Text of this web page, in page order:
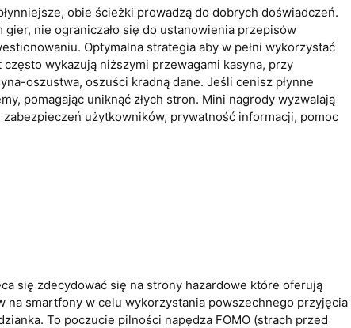
obie ścieżki prowadzą do dobrych doświadczeń.
nie ograniczało się do ustanowienia przepisów
Optymalna strategia aby w pełni wykorzystać
wykazują niższymi przewagami kasyna, przy
oszustwa, oszuści kradną dane. Jeśli cenisz płynne
pomagając uniknąć złych stron. Mini nagrody wyzwalają
użytkowników, prywatność informacji, pomoc
się zdecydować się na strony hazardowe które oferują
na smartfony w celu wykorzystania powszechnego przyjęcia
To poczucie pilności napędza FOMO (strach przed